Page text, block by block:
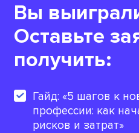
Вы
Оставьте
получить:
Гайд: «5 шагов к
профессии: как
рисков и затрат»